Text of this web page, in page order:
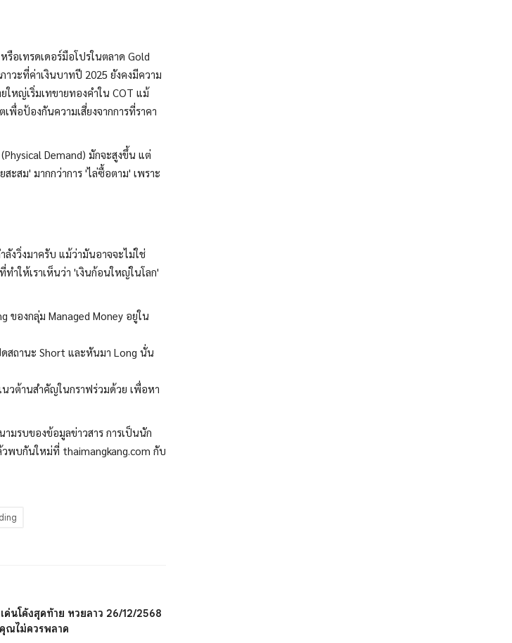
เทรดเดอร์มือโปรในตลาด Gold
วะที่ค่าเงินบาทปี 2025 ยังคงมีความ
หญ่เริ่มเทขายทองคำใน COT แม้
อป้องกันความเสี่ยงจากการที่ราคา
Demand) มักจะสูงขึ้น แต่
ะสม' มากกว่าการ 'ไล่ซื้อตาม' เพราะ
ลังวิ่งมาครับ แม้ว่ามันอาจจะไม่ใช่
ำให้เราเห็นว่า 'เงินก้อนใหญ่ในโลก'
ของกลุ่ม Managed Money อยู่ใน
ดสถานะ Short และหันมา Long นั่น
นวต้านสำคัญในกราฟร่วมด้วย เพื่อหา
มรบของข้อมูลข่าวสาร การเป็นนัก
พบกันใหม่ที่ thaimangkang.com กับ
ด่นโค้งสุดท้าย หวยลาว 26/12/2568
ณไม่ควรพลาด